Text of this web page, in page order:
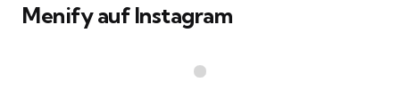
Menify auf Instagram